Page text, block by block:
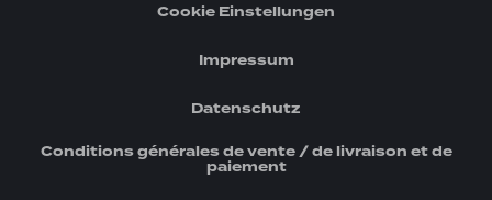
Cookie Einstellungen
Impressum
Datenschutz
Conditions générales de vente / de livraison et de
paiement